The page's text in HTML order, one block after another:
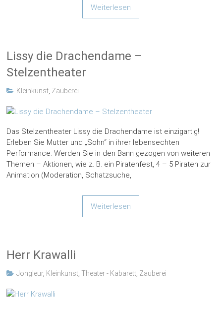
Weiterlesen
Lissy die Drachendame –
Stelzentheater
Kleinkunst Zauberei
Das Stelzentheater Lissy die Drachendame ist einzigartig!
Erleben Sie Mutter und „Sohn“ in ihrer lebensechten
Performance. Werden Sie in den Bann gezogen von weiteren
Themen – Aktionen, wie z. B. ein Piratenfest, 4 – 5 Piraten zur
Animation (Moderation, Schatzsuche,
Weiterlesen
Herr Krawalli
Jongleur, Kleinkunst ,Theater - Kabarett Zauberei